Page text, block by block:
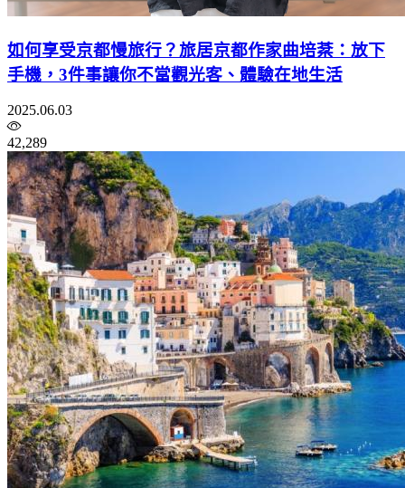
如何享受京都慢旅行？旅居京都作家曲培棻：放下
手機，3件事讓你不當觀光客、體驗在地生活
2025.06.03
42,289